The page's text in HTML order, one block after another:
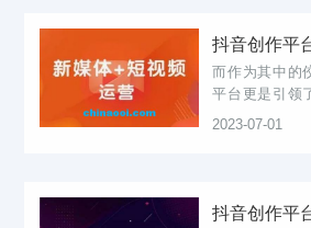
创作服务平
者提供创意...
而作为其中的
平台更是引领
本文将从多个
户。抖音创...
2023-07-01
抖音创作平